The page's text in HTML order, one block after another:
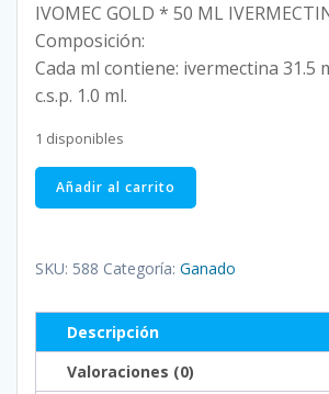
IVOMEC GOLD * 50 ML
Composición:
Cada ml contiene: ivermectina 31.5
c.s.p. 1.0 ml.
1 disponibles
IVOMEC
GOLD
50
IVERMECTINA
Añadir al carrito
SKU: 588 Categoría: Ganado
Descripción
Valoraciones (0)